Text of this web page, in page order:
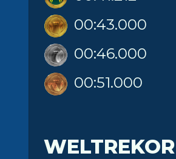
00:43.000
00:46.000
00:51.000